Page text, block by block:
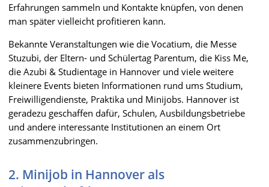
Erfahrungen sammeln und Kontakte knüpfen, von denen
man später vielleicht profitieren kann.
Bekannte Veranstaltungen wie die Vocatium, die Messe
Stuzubi, der Eltern- und Schülertag Parentum, die Kiss Me,
die Azubi & Studientage in Hannover und viele weitere
kleinere Events bieten Informationen rund ums Studium,
Freiwilligendienste, Praktika und Minijobs. Hannover ist
geradezu geschaffen dafür, Schulen, Ausbildungsbetriebe
und andere interessante Institutionen an einem Ort
zusammenzubringen.
2. Minijob in Hannover als